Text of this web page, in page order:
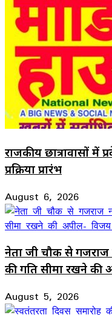
राजकीय छात्रावासों
प्रक्रिया प्रारंभ
August 6, 2026
नेता जी चौक से गजराज
की गति सीमा रखने
August 5, 2026